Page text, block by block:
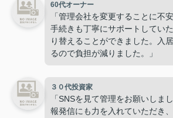
60代オーナー
「管理会社を変更することに不
手続きも丁寧にサポートしてい
り替えることができました。入
るので負担が減りました。」
３０代投資家
「SNSを見て管理をお願いしま
報発信にも力を入れていただき